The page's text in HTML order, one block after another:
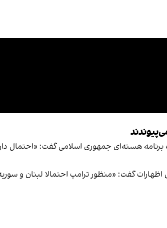
هسته‌ای جمهوری اسلامی گفت: «احتمال
اظهارات گفت: «منظور ترامپ احتمالا لبنان و